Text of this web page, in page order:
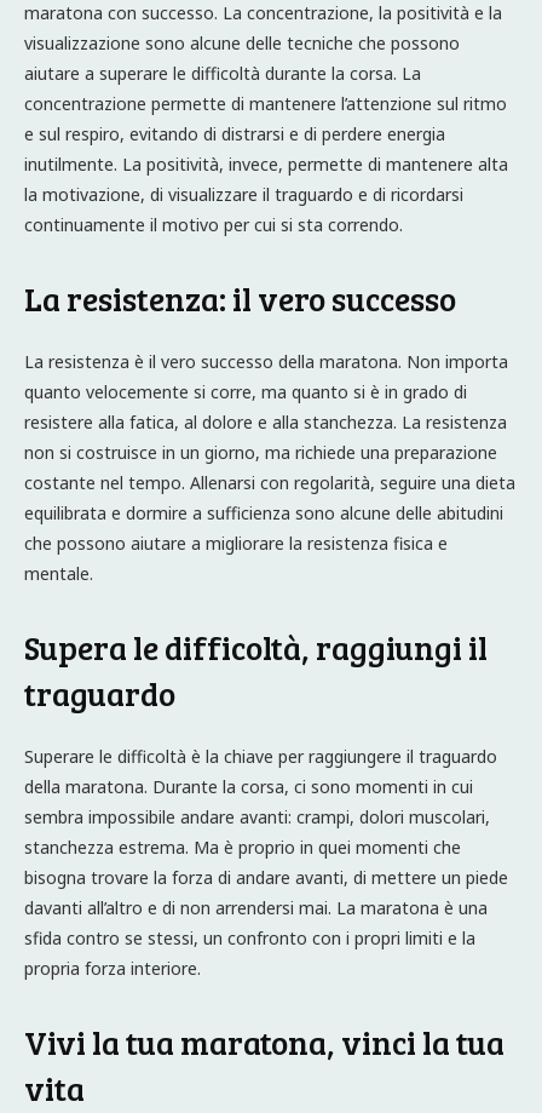
maratona con successo. La concentrazione, la positività e la
visualizzazione sono alcune delle tecniche che possono
aiutare a superare le difficoltà durante la corsa. La
concentrazione permette di mantenere l’attenzione sul ritmo
e sul respiro, evitando di distrarsi e di perdere energia
inutilmente. La positività, invece, permette di mantenere alta
la motivazione, di visualizzare il traguardo e di ricordarsi
continuamente il motivo per cui si sta correndo.
La resistenza: il vero successo
La resistenza è il vero successo della maratona. Non importa
quanto velocemente si corre, ma quanto si è in grado di
resistere alla fatica, al dolore e alla stanchezza. La resistenza
non si costruisce in un giorno, ma richiede una preparazione
costante nel tempo. Allenarsi con regolarità, seguire una dieta
equilibrata e dormire a sufficienza sono alcune delle abitudini
che possono aiutare a migliorare la resistenza fisica e
mentale.
Supera le difficoltà, raggiungi il
traguardo
Superare le difficoltà è la chiave per raggiungere il traguardo
della maratona. Durante la corsa, ci sono momenti in cui
sembra impossibile andare avanti: crampi, dolori muscolari,
stanchezza estrema. Ma è proprio in quei momenti che
bisogna trovare la forza di andare avanti, di mettere un piede
davanti all’altro e di non arrendersi mai. La maratona è una
sfida contro se stessi, un confronto con i propri limiti e la
propria forza interiore.
Vivi la tua maratona, vinci la tua
vita